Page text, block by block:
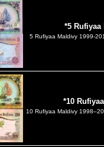
*5 Rufiyaa
5 Rufiyaa Maldivy 1999-
*10
10 Rufiyaa Maldivy